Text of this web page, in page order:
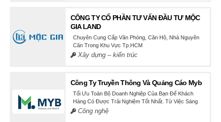
CÔNG TY CỔ PHẦN TƯ VẤN ĐẦU TƯ MỘC
GIA LAND
Chuyên Cung Cấp Văn Phòng, Căn Hộ, Nhà Nguyên
Căn Trong Khu Vực Tp.HCM
Xây dựng – kiến trúc
Công Ty Truyền Thông Và Quảng Cáo Myb
Tối Ưu Toàn Bộ Doanh Nghiệp Của Bạn Để Khách
Hàng Có Được Trải Nghiệm Tốt Nhất. Từ Việc Sáng
Tạo Ra Những Content Chất Lượng, Cho Đến Những
Công nghệ